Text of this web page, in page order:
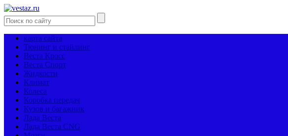
карта сайта
Тюнинг и стайлинг
Веста Кросс
Веста Спорт
Жидкости
Климат
Колеса
Коробка передач
Кузов и багажник
Лада Веста
Лада Веста CNG